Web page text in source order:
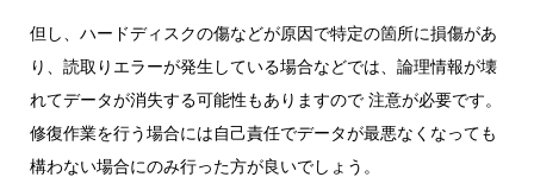
但し、ハードディスクの傷などが原因で特定の箇所に損傷があ
り、読取りエラーが発生している場合などでは、論理情報が壊
れてデータが消失する可能性もありますので 注意が必要です。
修復作業を行う場合には自己責任でデータが最悪なくなっても
構わない場合にのみ行った方が良いでしょう。